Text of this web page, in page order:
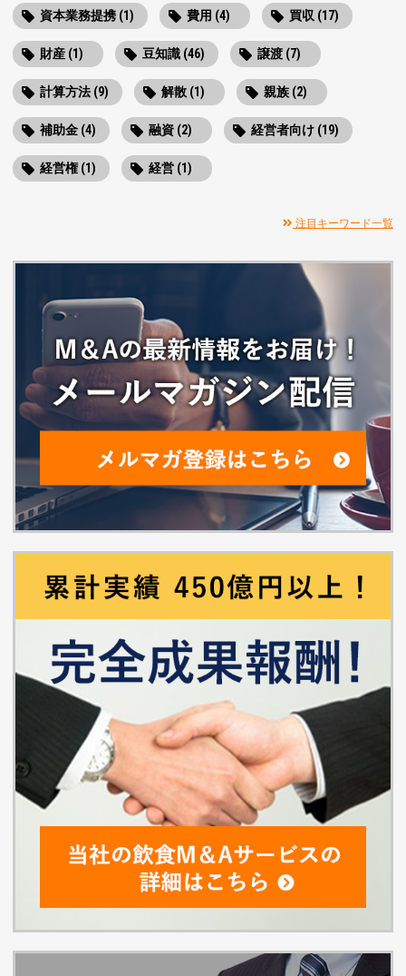
資本業務提携 (1) 費用 (4) 買収 (17)
財産 (1) 豆知識 (46) 譲渡 (7)
計算方法 (9) 解散 (1) 親族 (2)
補助金 (4) 融資 (2) 経営者向け (19)
経営権 (1) 経営 (1)
注目キーワード一覧